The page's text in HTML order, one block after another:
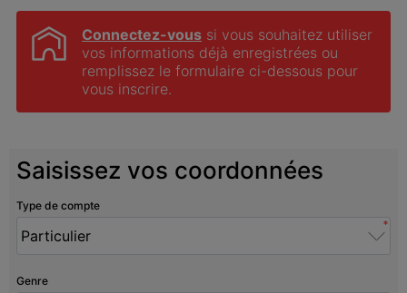
Connectez-vous si vous souhaitez utiliser
vos informations déjà enregistrées ou
remplissez le formulaire ci-dessous pour
vous inscrire.
Saisissez vos coordonnées
Type de compte
*
Genre